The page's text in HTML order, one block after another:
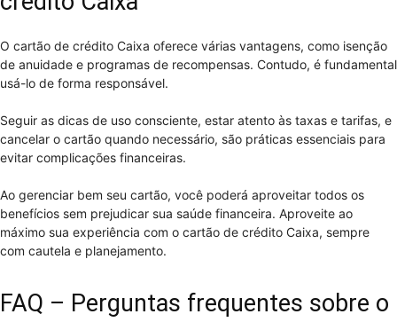
O cartão de crédito Caixa oferece várias vantagens, como isenção
de anuidade e programas de recompensas. Contudo, é fundamental
usá-lo de forma responsável.
Seguir as dicas de uso consciente, estar atento às taxas e tarifas, e
cancelar o cartão quando necessário, são práticas essenciais para
evitar complicações financeiras.
Ao gerenciar bem seu cartão, você poderá aproveitar todos os
benefícios sem prejudicar sua saúde financeira. Aproveite ao
máximo sua experiência com o cartão de crédito Caixa, sempre
com cautela e planejamento.
FAQ – Perguntas frequentes sobre o